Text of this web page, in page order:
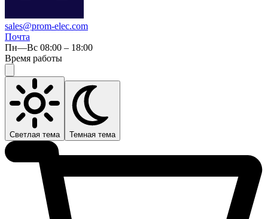
sales@prom-elec.com
Почта
Пн—Вс 08:00 – 18:00
Время работы
Светлая тема Темная тема